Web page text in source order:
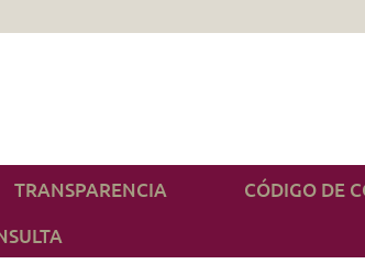
TRANSPARENCIA CÓDIGO DE